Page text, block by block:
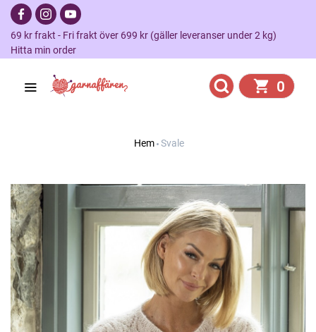
69 kr frakt - Fri frakt över 699 kr (gäller leveranser under 2 kg)
Hitta min order
0
Hem Svale